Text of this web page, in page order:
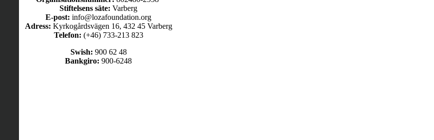
Stiftelsens säte: Varberg
E-post: info@lozafoundation.org
Adress: Kyrkogårdsvägen 16, 432 45 Varberg
Telefon: (+46) 733-213 823
Swish: 900 62 48
Bankgiro: 900-6248